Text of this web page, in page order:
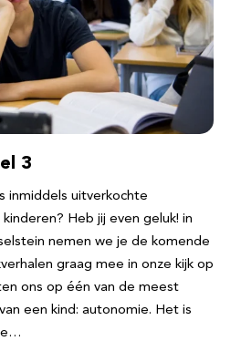
3
inmiddels uitverkochte
Heb jij even geluk! in
nemen we je de komende
graag mee in onze kijk op
ons op één van de meest
een kind: autonomie. Het is